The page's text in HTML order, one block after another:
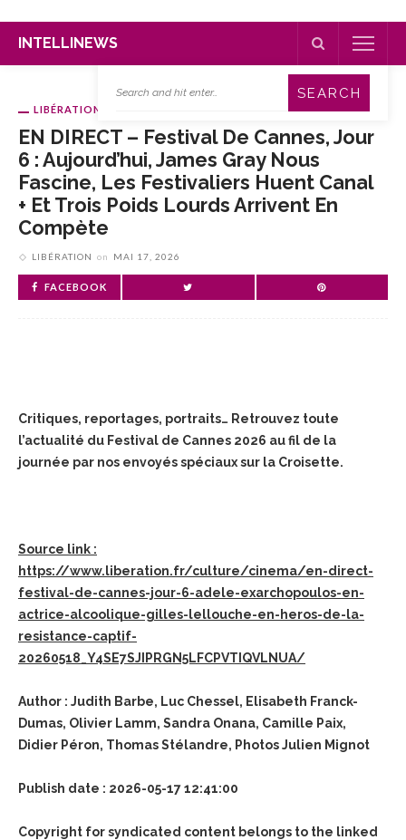
INTELLINEWS
LIBÉRATION
EN DIRECT – Festival De Cannes, Jour
6 : Aujourd’hui, James Gray Nous
Fascine, Les Festivaliers Huent Canal
+ Et Trois Poids Lourds Arrivent En
Compète
LIBÉRATION on MAI 17, 2026
FACEBOOK
Critiques, reportages, portraits… Retrouvez toute
l’actualité du Festival de Cannes 2026 au fil de la
journée par nos envoyés spéciaux sur la Croisette.
Source link :
https://www.liberation.fr/culture/cinema/en-direct-
festival-de-cannes-jour-6-adele-exarchopoulos-en-
actrice-alcoolique-gilles-lellouche-en-heros-de-la-
resistance-captif-
20260518_Y4SE7SJIPRGN5LFCPVTIQVLNUA/
Author : Judith Barbe, Luc Chessel, Elisabeth Franck-
Dumas, Olivier Lamm, Sandra Onana, Camille Paix,
Didier Péron, Thomas Stélandre, Photos Julien Mignot
Publish date : 2026-05-17 12:41:00
Copyright for syndicated content belongs to the linked